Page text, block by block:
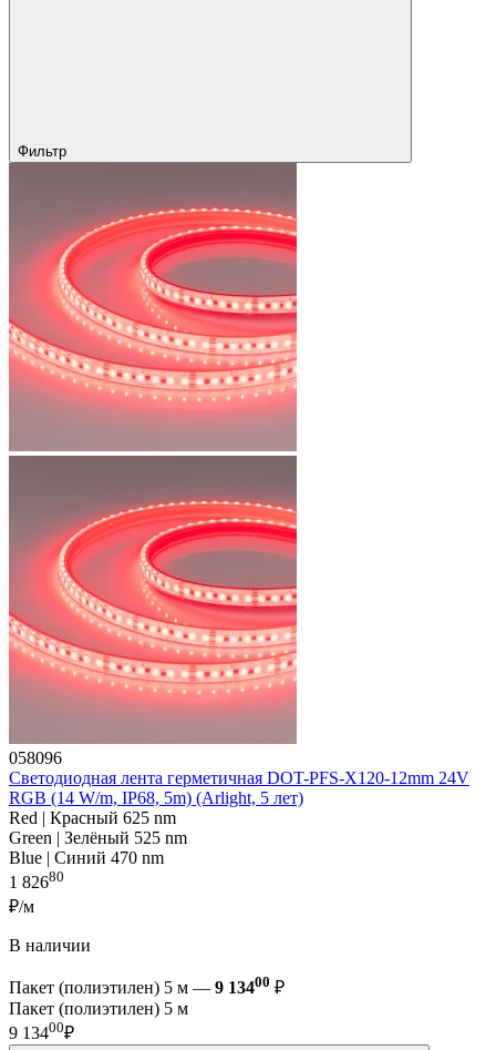
Фильтр
058096
Светодиодная лента герметичная DOT-PFS-X120-12mm 24V
RGB (14 W/m, IP68, 5m) (Arlight, 5 лет)
Red | Красный 625 nm
Green | Зелёный 525 nm
Blue | Синий 470 nm
1 82680
₽/м
В наличии
Пакет (полиэтилен) 5 м — 9 13400 ₽
Пакет (полиэтилен) 5 м
9 13400₽